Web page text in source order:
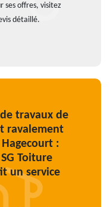
ses offres, visitez
détaillé.
travaux de
ravalement
:
Toiture
un service